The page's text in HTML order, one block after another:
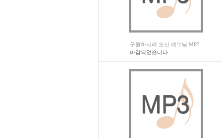
구원하시려 오신 예수님 MP3
마감되었습니다